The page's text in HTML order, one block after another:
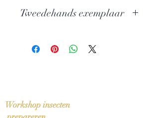
Vvedenski, Vladimir Kazakov
Taal: Nederlands
Verschijningsdatum: 1978
Tweedehands exemplaar
beschadiging aan rug stofomslag
Workshop insecten